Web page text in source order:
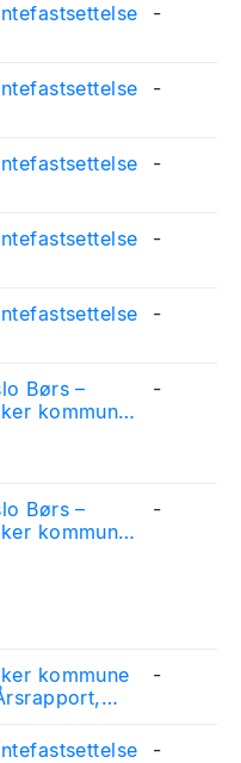
-
-
-
-
-
Børs –
kommune
-
Børs –
kommune
-
kommune
og
-
-